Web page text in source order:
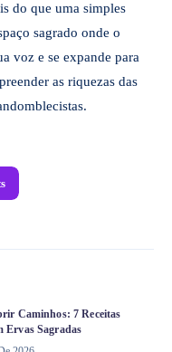
do que uma simples
sagrado onde o
voz e se expande para
as riquezas das
Caminhos: 7 Receitas
Ervas Sagradas